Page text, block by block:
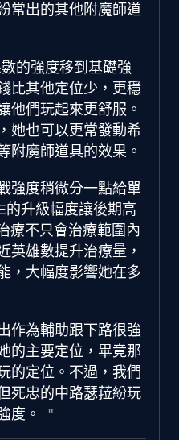
常出的其他附魔師道
的強度移到基礎強
比其他定位少，更穩
他們玩起來更舒服。
她也可以更常發動希
附魔師道具的效果。
強度稍微分一點給單
的升級幅度讓後期高
療不只會治療範圍內
英雄數提升治療量，
，大幅度影響她在多
作為輔助跟下路很強
的主要定位，畢竟那
的定位。不過，我們
死忠的中路瑟菈紛玩
度。